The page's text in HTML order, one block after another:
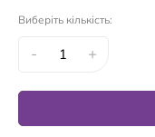
Виберіть кількість:
- +